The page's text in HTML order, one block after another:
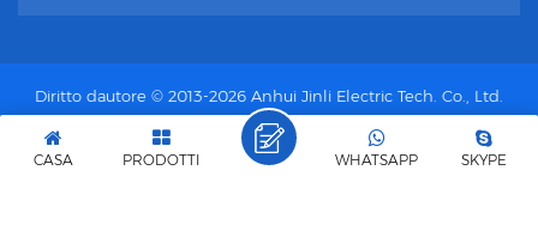
Diritto dautore © 2013-2026 Anhui Jinli Electric Tech. Co., Ltd.
Tutti i diritti riservati. Fornito da :
Rete IPv6 supportata
CASA PRODOTTI SKYPE
WHATSAPP